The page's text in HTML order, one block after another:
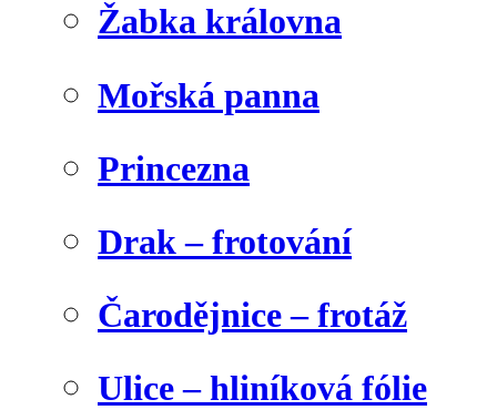
Žabka královna
Mořská panna
Princezna
Drak – frotování
Čarodějnice – frotáž
Ulice – hliníková fólie